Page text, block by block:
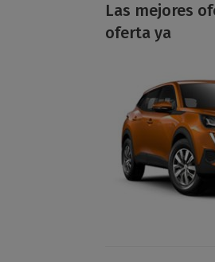
Las mejores
oferta ya